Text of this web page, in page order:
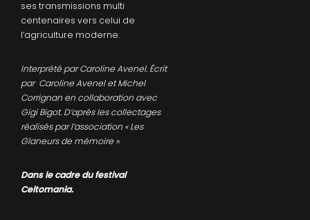
ses transmissions multi
centenaires vers celui de
l’agriculture moderne.
Interprété par Caroline Avenel. Écrit
par Caroline Avenel et Michel
Corrignan en collaboration avec
Gigi Bigot. D’après les collectages
réalisés par l’association « Les
Glaneurs de mémoire ».
Dans le cadre du festival
Celtomania.